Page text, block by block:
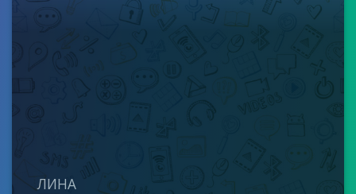
ЛИНА